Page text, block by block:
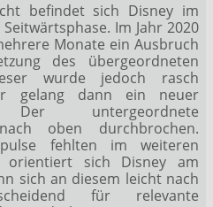
befindet sich Disney im
Im Jahr 2020
Monate ein Ausbruch
des übergeordneten
wurde jedoch rasch
gelang dann ein neuer
Der untergeordnete
oben durchbrochen.
fehlten im weiteren
orientiert sich Disney am
sich an diesem leicht nach
für relevante